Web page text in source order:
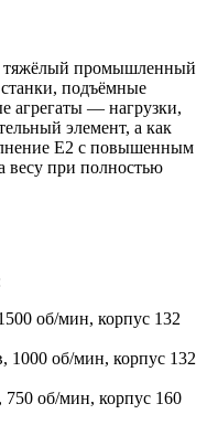
тяжёлый промышленный
подъёмные
агрегаты — нагрузки,
элемент, а как
Е2 с повышенным
весу при полностью
об/мин, корпус 132
об/мин, корпус 132
об/мин, корпус 160